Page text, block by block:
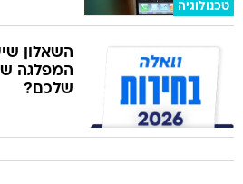
טכנולוגיה
השאלון
המפלגה
שלכם?